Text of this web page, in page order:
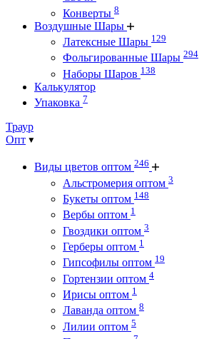
Конверты 8
Воздушные Шары
Латексные Шары 129
Фольгированные Шары 294
Наборы Шаров 138
Калькулятор
Упаковка 7
Траур
Опт
Виды цветов оптом 246
Альстромерия оптом 3
Букеты оптом 148
Вербы оптом 1
Гвоздики оптом 3
Герберы оптом 1
Гипсофилы оптом 19
Гортензии оптом 4
Ирисы оптом 1
Лаванда оптом 8
Лилии оптом 5